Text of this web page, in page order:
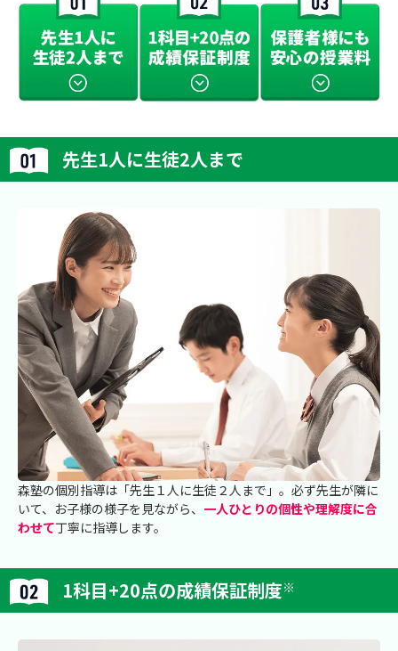
先生1人に生徒2人まで
森塾の個別指導は「先生１人に生徒２人まで」。必ず先生が隣に
いて、お子様の様子を見ながら、 一人ひとりの個性や理解度に合
わせて丁寧に指導します。
1科目+20点の成績保証制度※